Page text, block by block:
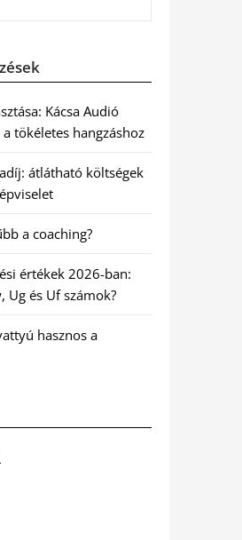
Kácsa Audió
tökéletes hangzáshoz
átlátható költségek
a coaching?
értékek 2026-ban:
Ug és Uf számok?
hasznos a